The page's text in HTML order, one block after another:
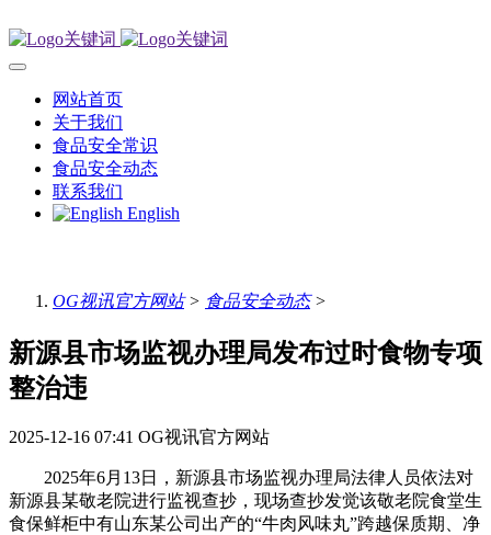
网站首页
关于我们
食品安全常识
食品安全动态
联系我们
English
OG视讯官方网站> 食品安全动态>
新源县市场监视办理局发布过时食物专项
整治违
2025-12-16 07:41 OG视讯官方网站
2025年6月13日，新源县市场监视办理局法律人员依法对
新源县某敬老院进行监视查抄，现场查抄发觉该敬老院食堂生
食保鲜柜中有山东某公司出产的“牛肉风味丸”跨越保质期、净